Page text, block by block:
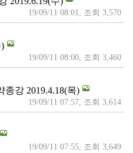
19/09/11 08:01, 조회 3,570
19/09/11 08:00, 조회 3,460
강 2019.4.18(목)
19/09/11 07:57, 조회 3,614
19/09/11 07:55, 조회 3,649